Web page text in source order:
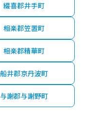
㎡ 185.00㎡ 2021年第
㎡ 110.00㎡ 2021年第
2021年第
75.00㎡ 80.00㎡
綴喜郡井手町
相楽郡笠置町
相楽郡精華町
船井郡京丹波町
与謝郡与謝野町